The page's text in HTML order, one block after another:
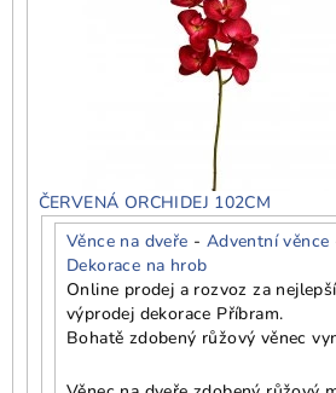
ČERVENÁ ORCHIDEJ 102CM
Věnce na dveře - Adventní věnce
Dekorace na hrob
Online prodej a rozvoz za
výprodej dekorace Příbram.
Bohatě zdobený růžový věnec